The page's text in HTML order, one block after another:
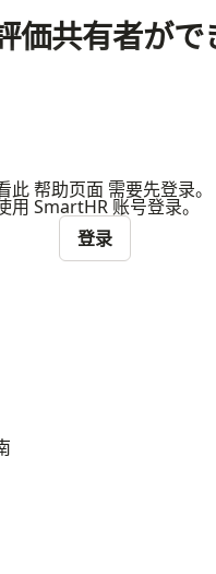
価共有者がで
此 帮助页面 需要先登录。
用 SmartHR 账号登录。
登录
ュー